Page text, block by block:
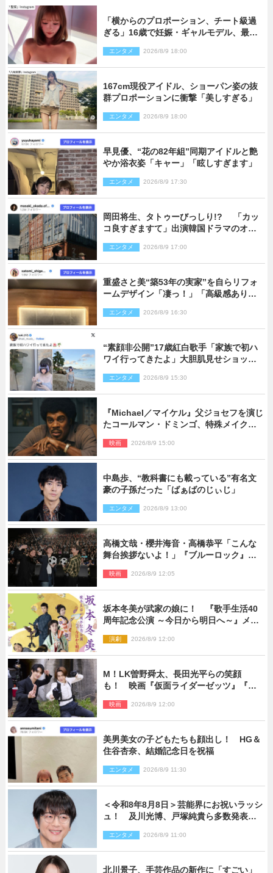
「横からのプロポーション、チート級過
ぎる」16歳で妊娠・ギャルモデル、最新
エンタメ 2026/8/9 18:00
167cm現役アイドル、ショーパン姿の抜
群プロポーションに衝撃「美しすぎる」
エンタメ 2026/8/9 18:00
早見優、“花の82年組”同期アイドルと艶
やか浴衣姿「キャー」「眩しすぎます」
エンタメ 2026/8/9 17:30
岡田将生、タトゥーびっしり!? 「カッ
コ良すぎますて」出演韓国ドラマのオフ
エンタメ 2026/8/9 17:00
重盛さと美“築53年の実家”を自らリフォ
ームデザイン「凄っ！」「高級感ありま
エンタメ 2026/8/9 16:30
“素顔非公開”17歳紅白歌手「家族で初ハ
ワイ行ってきたよ」大胆肌見せショット
エンタメ 2026/8/9 15:30
『Michael／マイケル』父ジョセフを演じ
たコールマン・ドミンゴ、特殊メイクに2
映画 2026/8/9 15:00
中島歩、“教科書にも載っている”有名文
豪の子孫だった「ばぁばのじぃじ」
エンタメ 2026/8/9 13:00
高橋文哉・櫻井海音・高橋恭平「こんな
舞台挨拶ないよ！」『ブルーロック』自
映画 2026/8/9 12:05
坂本冬美が武家の娘に！ 『歌手生活40
周年記念公演 ～今日から明日へ～』メイ
演劇 2026/8/9 12:00
M！LK曽野舜太、長田光平らの笑顔
も！ 映画『仮面ライダーゼッツ』『超
ショット到着
映画 2026/8/9 12:00
美男美女の子どもたちも顔出し！ HG＆
住谷杏奈、結婚記念日を祝福
エンタメ 2026/8/9 11:30
＜令和8年8月8日＞芸能界にお祝いラッシ
ュ！ 及川光博、戸塚純貴ら多数発表結
エンタメ 2026/8/9 11:00
北川景子、手芸作品の新作に「すごい」